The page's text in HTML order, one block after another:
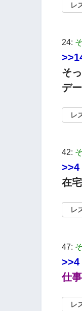
レ
24:
そ
デ
レ
42:
>>4
在
レ
47:
>>4
仕
レ